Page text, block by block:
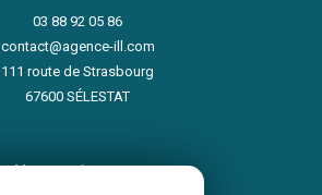
03 88 92 05 86
contact@agence-ill.com
111 route de Strasbourg
67600
SÉLESTAT
nous suivre sur